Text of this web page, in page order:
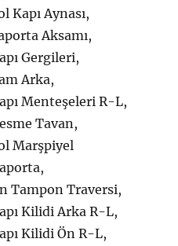
Kapı Aynası,
Aksamı,
Gergileri,
Arka,
Menteşeleri R-L,
Tavan,
Marşpiyel
Tampon Traversi,
Kilidi Arka R-L,
Kilidi Ön R-L,